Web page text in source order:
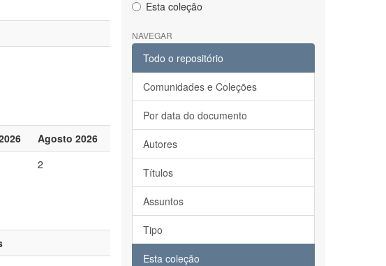
Agosto 2026
2
Esta coleção
NAVEGAR
Todo o repositório
Comunidades e Coleções
Por data do documento
Autores
Títulos
Assuntos
Tipo
Esta coleção